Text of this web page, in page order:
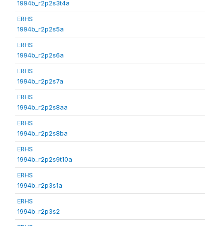
1994b_r2p2s3t4a
ERHS
1994b_r2p2s5a
ERHS
1994b_r2p2s6a
ERHS
1994b_r2p2s7a
ERHS
1994b_r2p2s8aa
ERHS
1994b_r2p2s8ba
ERHS
1994b_r2p2s9t10a
ERHS
1994b_r2p3s1a
ERHS
1994b_r2p3s2